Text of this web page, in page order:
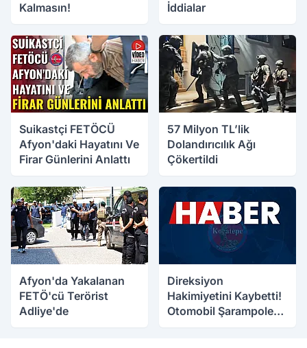
Kalmasın!
05.08.2026 16:34
İddialar
05.08.2026 16:15
Suikastçi FETÖCÜ
Afyon'daki Hayatını Ve
Firar Günlerini Anlattı
05.08.2026 15:57
57 Milyon TL’lik
Dolandırıcılık Ağı
Çökertildi
05.08.2026 14:16
Afyon'da Yakalanan
FETÖ'cü Terörist
Adliye'de
Direksiyon
Hakimiyetini Kaybetti!
Otomobil Şarampole